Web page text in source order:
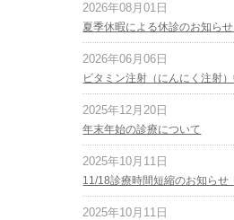
2026年08月01日
夏季休暇による休診のお知らせ
2026年06月06日
ビタミン注射（にんにく注射
2025年12月20日
年末年始の診療について
2025年10月11日
11/18診療時間短縮のお知らせ
2025年10月11日